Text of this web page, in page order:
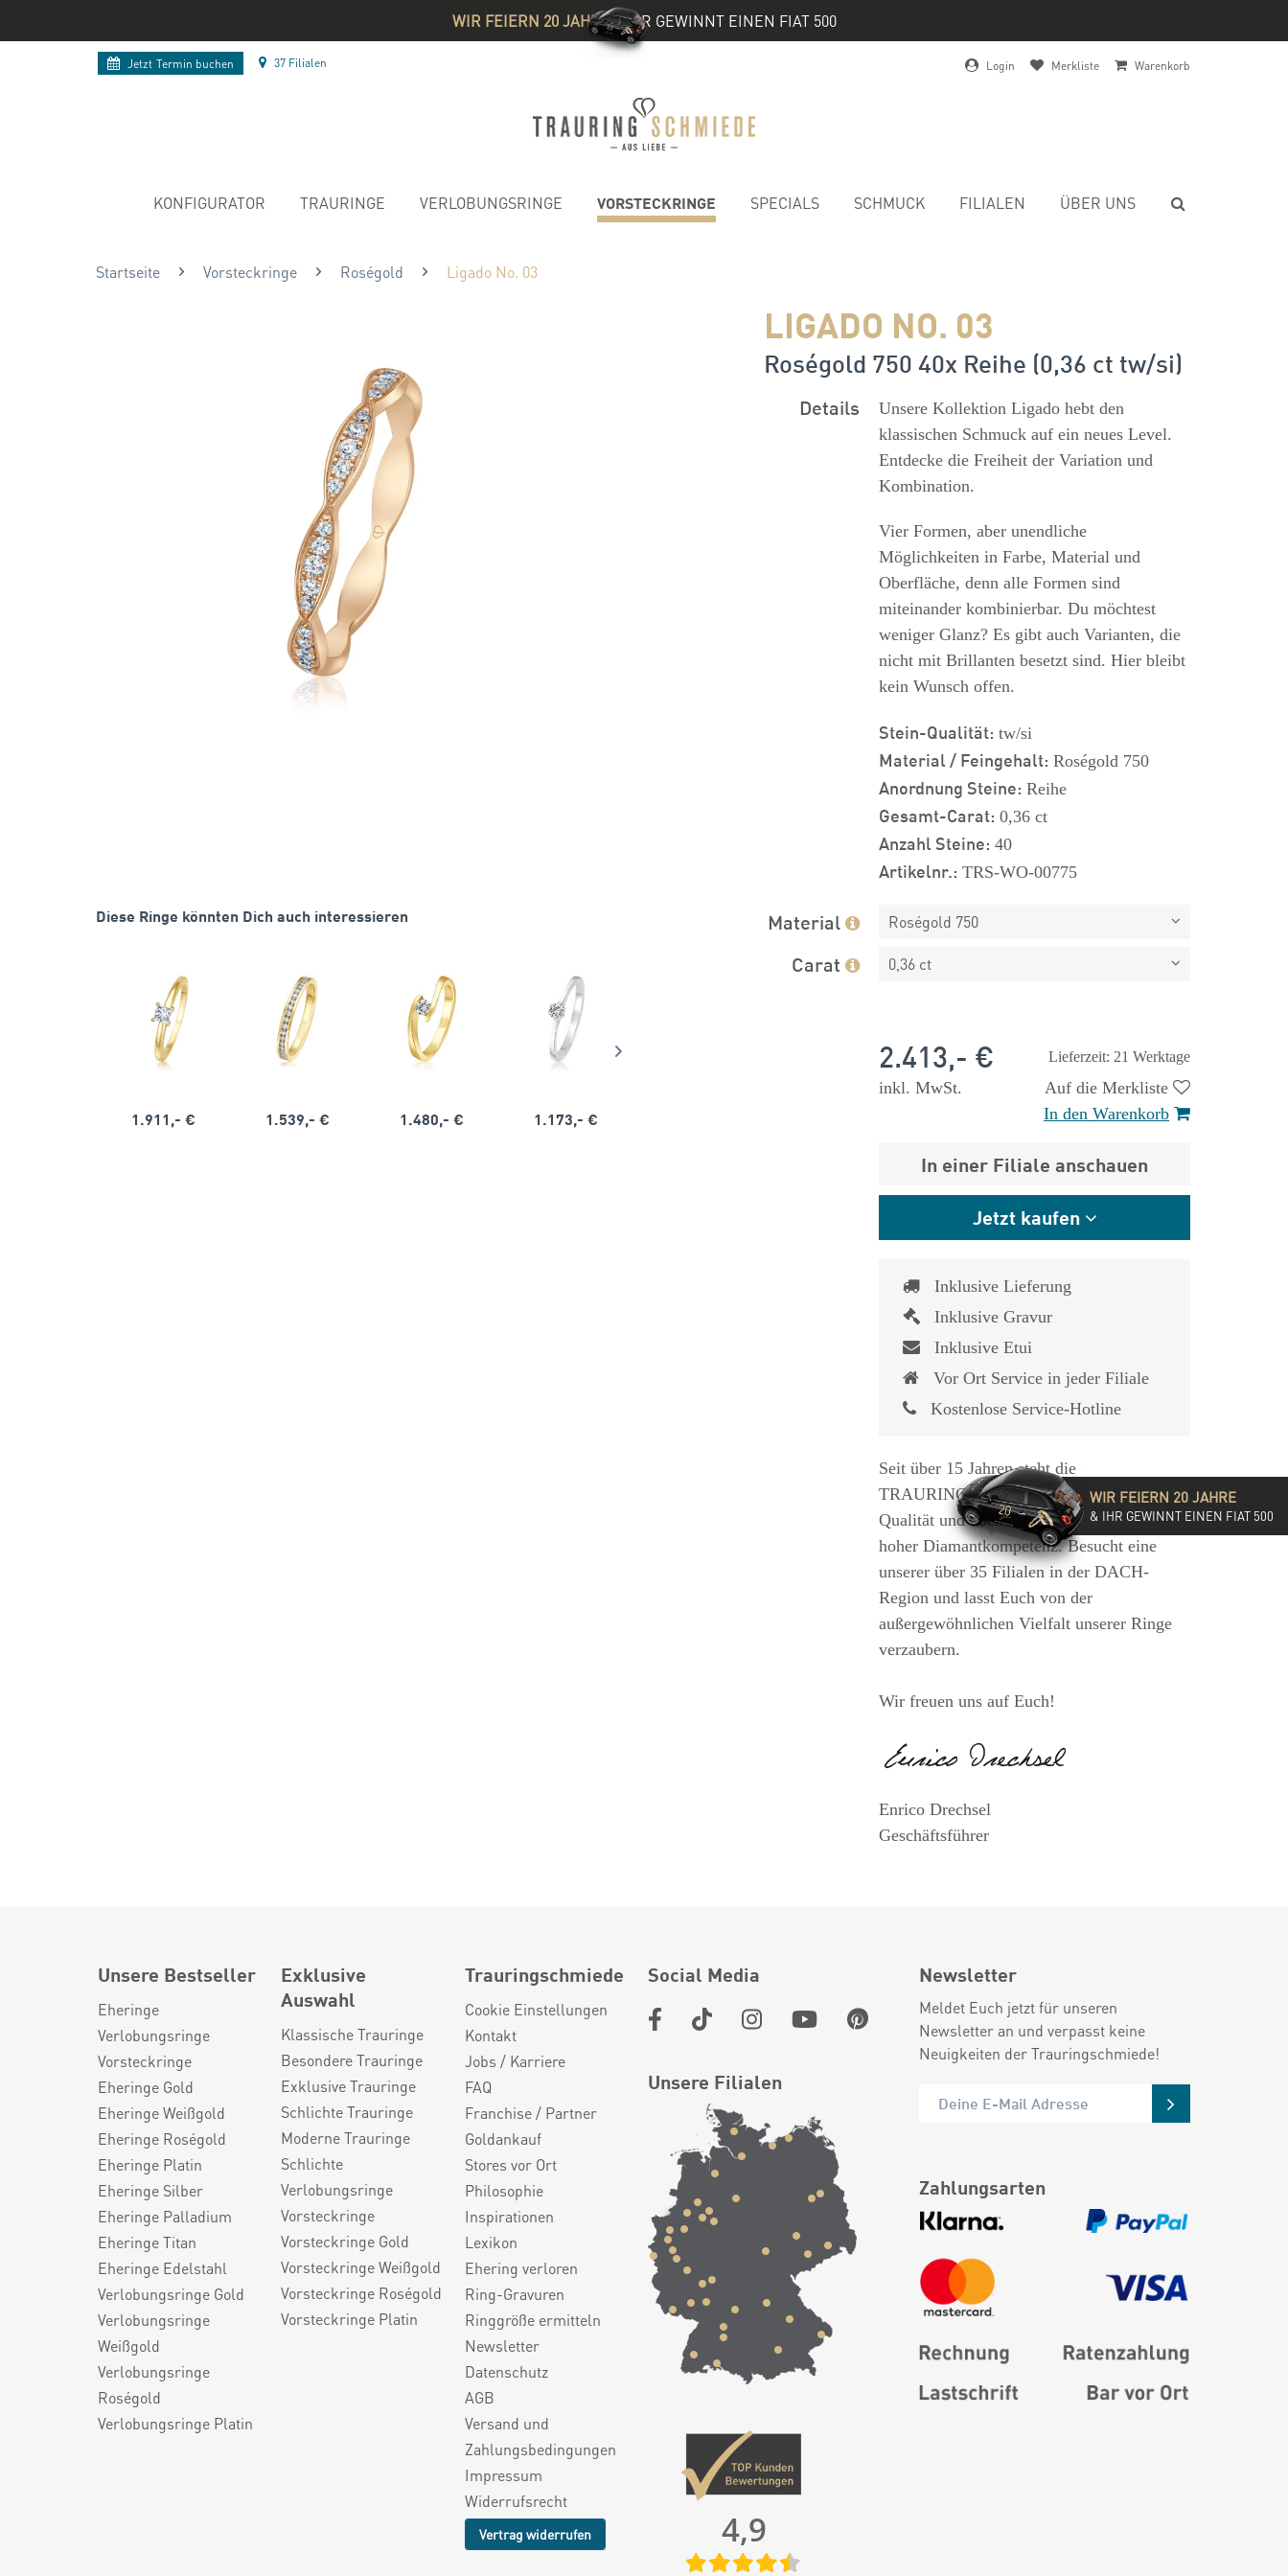
WIR FEIERN 20 JAHRE& IHR GEWINNT EINEN FIAT 500
Jetzt Termin buchen 37 Filialen Login Merkliste Warenkorb
KONFIGURATOR TRAURINGE VERLOBUNGSRINGE VORSTECKRINGE SPECIALS SCHMUCK FILIALEN ÜBER UNS
Startseite Vorsteckringe Roségold Ligado No. 03
LIGADO NO. 03
Roségold 750 40x Reihe (0,36 ct tw/si)
Diese Ringe könnten Dich auch interessieren
1.911,- € 1.539,- € 1.480,- € 1.173,- €
Details
Unsere Kollektion Ligado hebt den
klassischen Schmuck auf ein neues Level.
Entdecke die Freiheit der Variation und
Kombination.
Vier Formen, aber unendliche
Möglichkeiten in Farbe, Material und
Oberfläche, denn alle Formen sind
miteinander kombinierbar. Du möchtest
weniger Glanz? Es gibt auch Varianten, die
nicht mit Brillanten besetzt sind. Hier bleibt
kein Wunsch offen.
Stein-Qualität: tw/si
Material / Feingehalt: Roségold 750
Anordnung Steine: Reihe
Gesamt-Carat: 0,36 ct
Anzahl Steine: 40
Artikelnr.: TRS-WO-00775
Material Roségold 750
Carat 0,36 ct
Lieferzeit: 21 Werktage
2.413,- €
inkl. MwSt.
Auf die Merkliste
In den Warenkorb
In einer Filiale anschauen
Jetzt kaufen
Inklusive Lieferung
Inklusive Gravur
Inklusive Etui
Vor Ort Service in jeder Filiale
Kostenlose Service-Hotline
Seit über 15 Jahren steht die
TRAURINGSCHMIEDE für exzellente
Qualität und hochwertige Beratung mit
hoher Diamantkompetenz. Besucht eine
unserer über 35 Filialen in der DACH-
Region und lasst Euch von der
außergewöhnlichen Vielfalt unserer Ringe
verzaubern.
Wir freuen uns auf Euch!
Enrico Drechsel
Geschäftsführer
Unsere Bestseller
Eheringe
Verlobungsringe
Vorsteckringe
Eheringe Gold
Eheringe Weißgold
Eheringe Roségold
Eheringe Platin
Eheringe Silber
Eheringe Palladium
Eheringe Titan
Eheringe Edelstahl
Verlobungsringe Gold
Verlobungsringe
Weißgold
Verlobungsringe
Roségold
Verlobungsringe Platin
Exklusive
Auswahl
Klassische Trauringe
Besondere Trauringe
Exklusive Trauringe
Schlichte Trauringe
Moderne Trauringe
Schlichte
Verlobungsringe
Vorsteckringe
Vorsteckringe Gold
Vorsteckringe Weißgold
Vorsteckringe Roségold
Vorsteckringe Platin
Trauringschmiede
Cookie Einstellungen
Kontakt
Jobs / Karriere
FAQ
Franchise / Partner
Goldankauf
Stores vor Ort
Philosophie
Inspirationen
Lexikon
Ehering verloren
Ring-Gravuren
Ringgröße ermitteln
Newsletter
Datenschutz
AGB
Versand und
Zahlungsbedingungen
Impressum
Widerrufsrecht
Vertrag widerrufen
Social Media
Unsere Filialen
4,9
Newsletter
Meldet Euch jetzt für unseren
Newsletter an und verpasst keine
Neuigkeiten der Trauringschmiede!
Zahlungsarten
WIR FEIERN 20 JAHRE
& IHR GEWINNT EINEN FIAT 500